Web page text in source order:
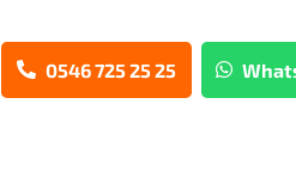
0546 725 25 25